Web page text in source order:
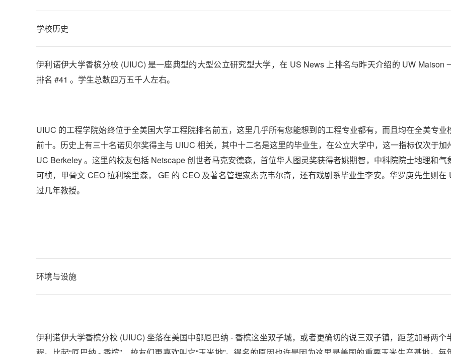
学校历史
伊利诺伊大学香槟分校 (UIUC) 是一座典型的大型公立研究型大学，在 US News 上排名与昨天介绍的 UW Maison
排名 #41 。学生总数四万五千人左右。
UIUC 的工程学院始终位于全美国大学工程院排名前五，这里几乎所有您能想到的工程专业都有，而且均在全美专业
前十。历史上有三十名诺贝尔奖得主与 UIUC 相关，其中十二名是这里的毕业生，在公立大学中，这一指标仅次于加
UC Berkeley 。这里的校友包括 Netscape 创世者马克安德森，首位华人图灵奖获得者姚期智，中科院院士地理和气
可桢，甲骨文 CEO 拉利埃里森， GE 的 CEO 及著名管理家杰克韦尔奇，还有戏剧系毕业生李安。华罗庚先生则在
过几年教授。
环境与设施
伊利诺伊大学香槟分校 (UIUC) 坐落在美国中部厄巴纳 - 香槟这坐双子城，或者更确切的说三双子镇，距芝加哥两个